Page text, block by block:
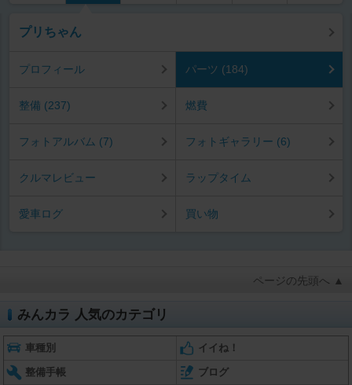
プリちゃん
プロフィール パーツ (184)
整備 (237) 燃費
フォトアルバム (7) フォトギャラリー (6)
クルマレビュー ラップタイム
愛車ログ 買い物
ページの先頭へ ▲
みんカラ 人気のカテゴリ
車種別 イイね！
整備手帳 ブログ